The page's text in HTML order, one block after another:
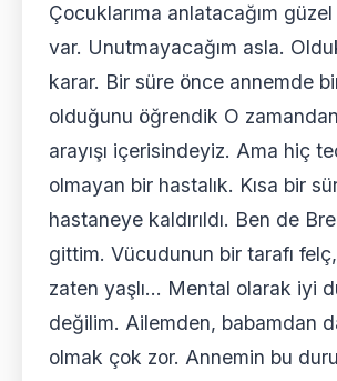
Çocuklarıma anlatacağım
var. Unutmayacağım asla.
karar. Bir süre önce annemde
olduğunu öğrendik O
arayışı içerisindeyiz. Ama hiç
olmayan bir hastalık. Kısa bir
hastaneye kaldırıldı. Ben de
gittim. Vücudunun bir tarafı
zaten yaşlı... Mental olarak iyi
değilim. Ailemden, babamdan
olmak çok zor. Annemin bu